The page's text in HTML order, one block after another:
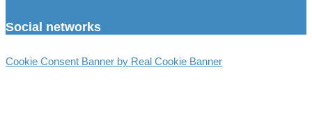
Social networks
Cookie Consent Banner by Real Cookie Banner